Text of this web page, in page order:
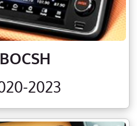
BOCSH
2023